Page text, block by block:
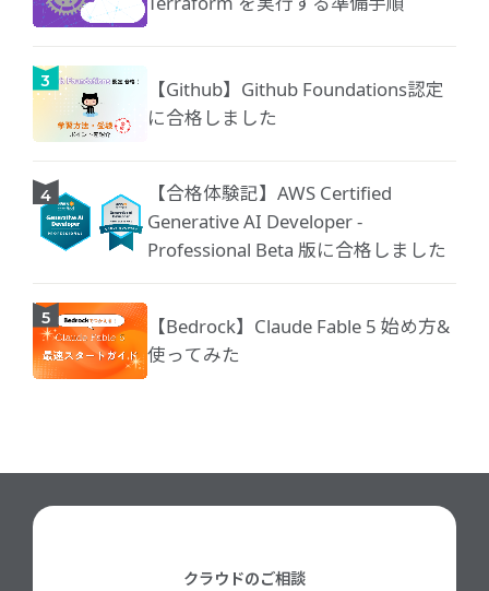
【Github】Github Foundations認定
に合格しました
【合格体験記】AWS Certified
Generative AI Developer -
Professional Beta 版に合格しました
【Bedrock】Claude Fable 5 始め方&
使ってみた
クラウドのご相談